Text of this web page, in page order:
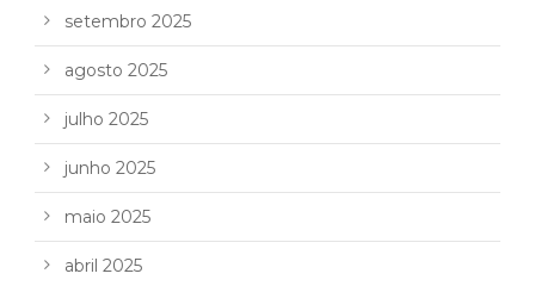
setembro 2025
agosto 2025
julho 2025
junho 2025
maio 2025
abril 2025